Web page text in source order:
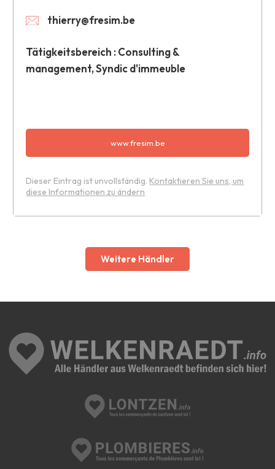
thierry@fresim.be
Tätigkeitsbereich : Consulting &
management, Syndic d'immeuble
www.fresim.be
Dieser Eintrag ist unvollständig. Kontaktieren Sie uns, um
diese Informationen zu ändern
Weitere Händler